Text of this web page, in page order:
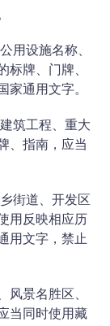
用设施名称、
牌、门牌、
通用文字。
筑工程、重大
、指南，应当
街道、开发区
用反映相应历
用文字，禁止
景名胜区、
当同时使用藏